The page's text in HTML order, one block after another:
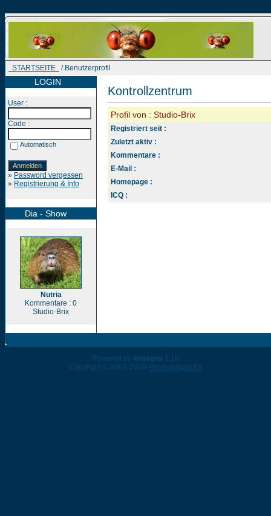
STARTSEITE / Benutzerprofil
LOGIN
User :
Code :
Automatisch
» Password vergessen
» Registrierung & Info
Dia - Show
Nutria
Kommentare : 0
Studio-Brix
Kontrollzentrum
Profil von : Studio-Brix
Registriert seit :
Zuletzt aktiv :
Kommentare :
E-Mail :
Homepage :
ICQ :
Powered by 4images 1.10
Copyright © 2002-2026 4homepages.de